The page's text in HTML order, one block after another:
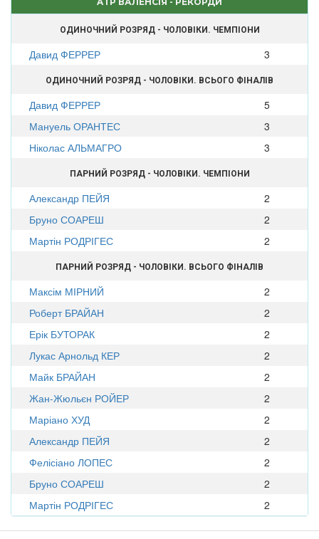
ОДИНОЧНИЙ РОЗРЯД - ЧОЛОВІКИ. ЧЕМПІОНИ
Давид ФЕРРЕР 3
ОДИНОЧНИЙ РОЗРЯД - ЧОЛОВІКИ. ВСЬОГО ФІНАЛІВ
Давид ФЕРРЕР
5
Мануель ОРАНТЕС
3
Ніколас АЛЬМАГРО
3
ПАРНИЙ РОЗРЯД - ЧОЛОВІКИ. ЧЕМПІОНИ
Александр ПЕЙЯ
2
Бруно СОАРЕШ
2
Мартін РОДРІГЕС
2
ПАРНИЙ РОЗРЯД - ЧОЛОВІКИ. ВСЬОГО ФІНАЛІВ
Максім МІРНИЙ
2
Роберт БРАЙАН
2
Ерік БУТОРАК
2
Лукас Арнольд КЕР
2
Майк БРАЙАН
2
Жан-Жюльєн РОЙЕР
2
Маріано ХУД
2
Александр ПЕЙЯ
2
Фелісіано ЛОПЕС
2
Бруно СОАРЕШ
2
Мартін РОДРІГЕС
2